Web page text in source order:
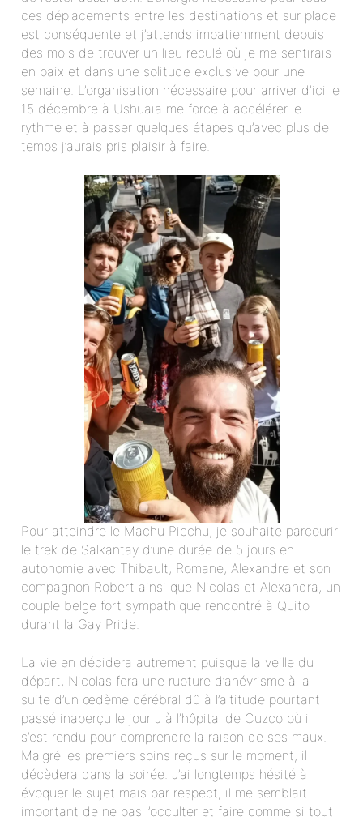
ces déplacements entre les destinations et sur place
est conséquente et j’attends impatiemment depuis
des mois de trouver un lieu reculé où je me sentirais
en paix et dans une solitude exclusive pour une
semaine. L’organisation nécessaire pour arriver d’ici le
15 décembre à Ushuaïa me force à accélérer le
rythme et à passer quelques étapes qu’avec plus de
temps j’aurais pris plaisir à faire.
Pour atteindre le Machu Picchu, je souhaite parcourir
le trek de Salkantay d’une durée de 5 jours en
autonomie avec Thibault, Romane, Alexandre et son
compagnon Robert ainsi que Nicolas et Alexandra, un
couple belge fort sympathique rencontré à Quito
durant la Gay Pride.
La vie en décidera autrement puisque la veille du
départ, Nicolas fera une rupture d’anévrisme à la
suite d’un œdème cérébral dû à l’altitude pourtant
passé inaperçu le jour J à l’hôpital de Cuzco où il
s’est rendu pour comprendre la raison de ses maux.
Malgré les premiers soins reçus sur le moment, il
décèdera dans la soirée. J’ai longtemps hésité à
évoquer le sujet mais par respect, il me semblait
important de ne pas l’occulter et faire comme si tout